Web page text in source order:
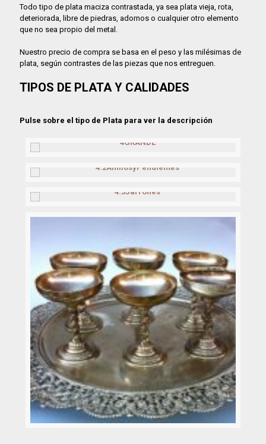
Todo tipo de plata maciza contrastada, ya sea plata vieja, rota,
deteriorada, libre de piedras, adornos o cualquier otro elemento
que no sea propio del metal.
Nuestro precio de compra se basa en el peso y las milésimas de
plata, según contrastes de las piezas que nos entreguen.
TIPOS DE PLATA Y CALIDADES
Pulse sobre el tipo de Plata para ver la descripción